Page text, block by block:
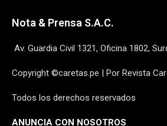
Nota & Prensa S.A.C.
Av. Guardia Civil 1321, Oficina 1802,
Copyright ©caretas.pe | Por Revista
Todos los derechos reservados
ANUNCIA CON NOSOTROS